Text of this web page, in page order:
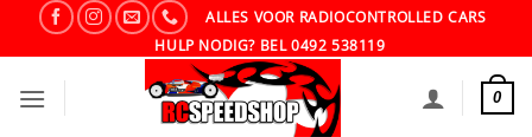
ALLES VOOR RADIOCONTROLLED CARS
HULP NODIG? BEL 0492 538119
0